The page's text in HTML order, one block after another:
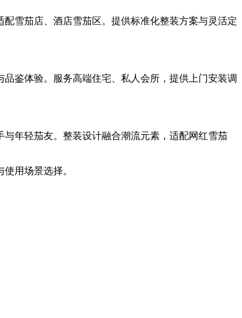
雪茄店、酒店雪茄区。提供标准化整装方案与灵活定
鉴体验。服务高端住宅、私人会所，提供上门安装调
年轻茄友。整装设计融合潮流元素，适配网红雪茄
用场景选择。